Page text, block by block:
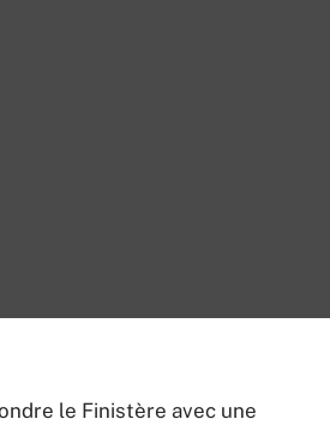
le Finistère avec une